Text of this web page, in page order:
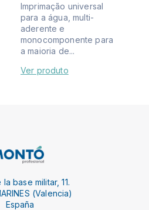
Imprimação universal
para a água, multi-
aderente e
monocomponente para
a maioria de...
Ver produto
base militar, 11.
(Valencia)
España